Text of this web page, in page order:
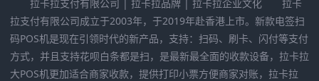
拉卡拉支付有限公司 | 拉卡拉品牌 | 拉卡拉企业文化 拉卡
拉支付有限公司成立于2003年，于2019年赴香港上市。新款电签扫
码POS机是现在引领时代的新产品，支持：扫码、刷卡、闪付等支付
方式，并且支持花呗白条都是扫，是最新最全面的收款设备，拉卡拉
大POS机更加适合商家收款，提供打印小票方便商家对账，拉卡拉